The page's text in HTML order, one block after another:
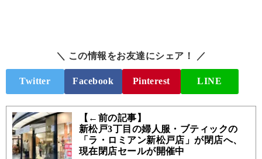
＼ この情報をお友達にシェア！ ／
Twitter Facebook Pinterest LINE
【←前の記事】
新松戸3丁目の婦人服・ブティックの
「ラ・ロミアン新松戸店」が閉店へ、
現在閉店セールが開催中